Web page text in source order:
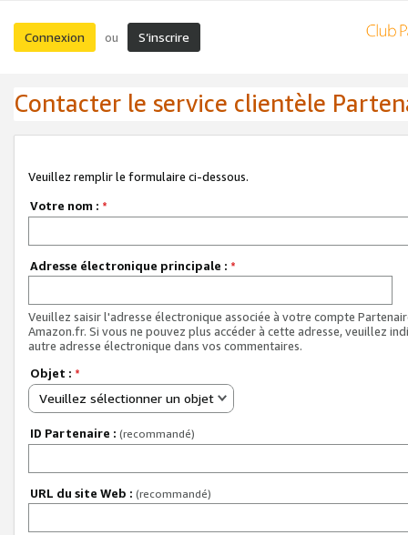
Connexion ou S’inscrire
Contacter le service clientèle
Veuillez remplir le formulaire ci-dessous.
Votre nom : *
Adresse électronique principale : *
Veuillez saisir l'adresse électronique associée à votre compte
Amazon.fr. Si vous ne pouvez plus accéder à cette adresse, veuillez
autre adresse électronique dans vos commentaires.
Objet : *
Veuillez sélectionner un objet
ID Partenaire : (recommandé)
URL du site Web : (recommandé)